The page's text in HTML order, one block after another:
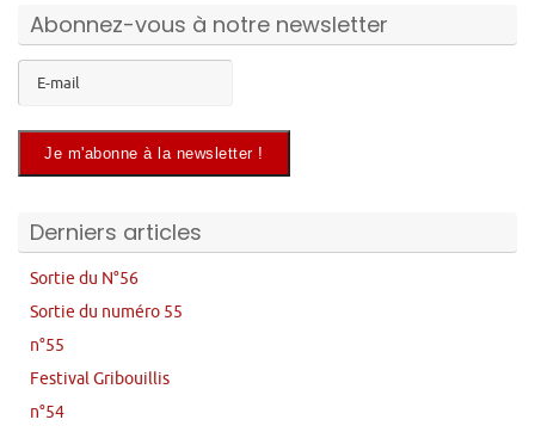
Abonnez-vous à notre newsletter
Derniers articles
Sortie du N°56
Sortie du numéro 55
n°55
Festival Gribouillis
n°54